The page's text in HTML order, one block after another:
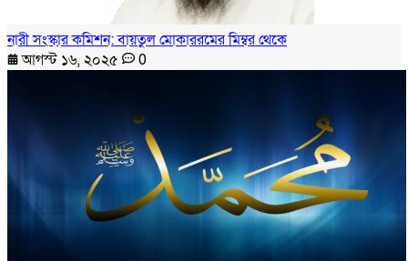
নারী সংস্কার কমিশন: বায়তুল মোকাররমের মিম্বর থেকে
আগস্ট ১৬, ২০২৫
0